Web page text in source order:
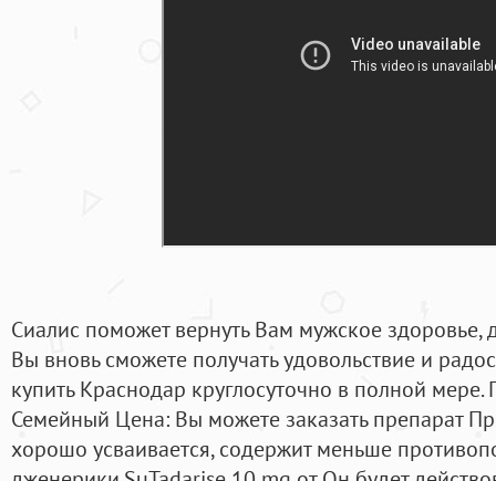
Сиалис поможет вернуть Вам мужское здоровье,
Вы вновь сможете получать удовольствие и
купить Краснодар круглосуточно в полной
Семейный Цена: Вы можете заказать препарат
хорошо усваивается, содержит меньше